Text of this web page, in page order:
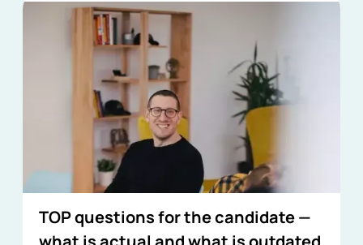
TOP questions for the candidate —